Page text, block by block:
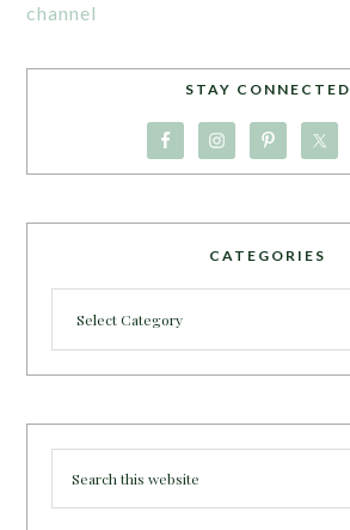
channel
STAY CONNECTED
CATEGORIES